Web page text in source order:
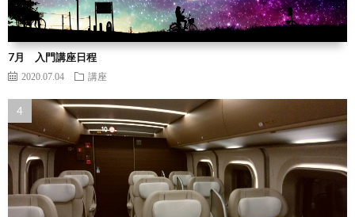
7月 入門講座日程
2020.07.04 講座